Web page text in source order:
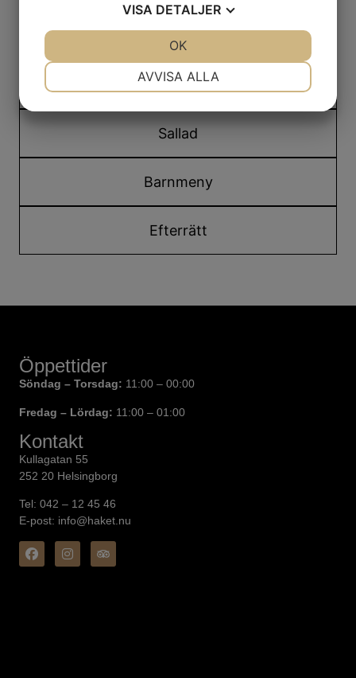
Pasta
Pizza
Sallad
Barnmeny
Efterrätt
Kontakt
Kullagatan 55
252 20 Helsingborg
Tel: 042 – 12 45 46
E-post: info@haket.nu
Öppettider
Söndag – Torsdag: 11:00 – 00:00
Fredag – Lördag: 11:00 – 01:00
VISA DETALJER
AVVISA ALLA
OK